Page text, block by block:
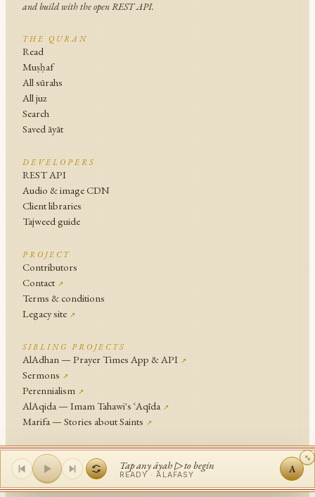
and build with the open REST API.
THE QURAN
Read
Muṣḥaf
All sūrahs
All juz
Search
Saved āyāt
DEVELOPERS
REST API
Audio & image CDN
Client libraries
Tajweed guide
PROJECT
Contributors
Contact ↗
Terms & conditions
Legacy site ↗
SIBLING PROJECTS
AlAdhan — Prayer Times App & API ↗
Sermons ↗
Perennialism ↗
AlAqida — Imam Tahawi's ʿAqīda ↗
Marifa — Stories about Saints ↗
An Islamic NetworkProject .
© Islamic Network and contributors since 2014
Tap any āyah ▷ to begin
READY ·ALAFASY A